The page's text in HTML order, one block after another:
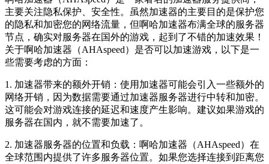
主要关注隐私保护、安全性。虽然加速器的主要目的是保护您
的隐私和加密您的网络流量，但啊哈加速器布满全球的服务器
节点，确实对服务器在国外的游戏，起到了不错的加速效果！
关于啊哈加速器（AHAspeed）是否可以加速游戏，以下是一
些需要考虑的方面：
1. 加速器带来的额外开销：使用加速器可能会引入一些额外的
网络开销，因为数据需要通过加速器服务器进行中转和加密。
这可能会对游戏连接的延迟和速度产生影响。建议如果游戏的
服务器在国内，就不需要加速了。
2. 加速器服务器的位置和负载：啊哈加速器（AHAspeed）在
全球范围内提供了许多服务器位置。如果您选择连接到距离您